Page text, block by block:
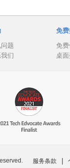
题
们
免
免
桌
服务条款